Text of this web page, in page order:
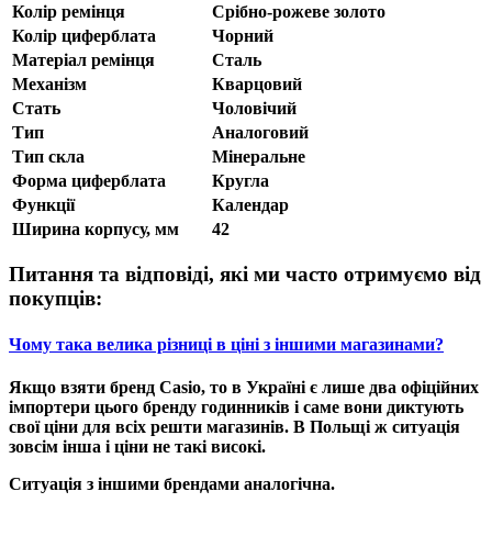
Колір ремінця
Срібно-рожеве золото
Колір циферблата
Чорний
Матеріал ремінця
Сталь
Механізм
Кварцовий
Стать
Чоловічий
Тип
Аналоговий
Тип скла
Мінеральне
Форма циферблата
Кругла
Функції
Календар
Ширина корпусу, мм
42
Питання та відповіді, які ми часто отримуємо від
покупців:
Чому така велика різниці в ціні з іншими магазинами?
Якщо взяти бренд Casio, то в Україні є лише два офіційних
імпортери цього бренду годинників і саме вони диктують
свої ціни для всіх решти магазинів. В Польщі ж ситуація
зовсім інша і ціни не такі високі.
Ситуація з іншими брендами аналогічна.